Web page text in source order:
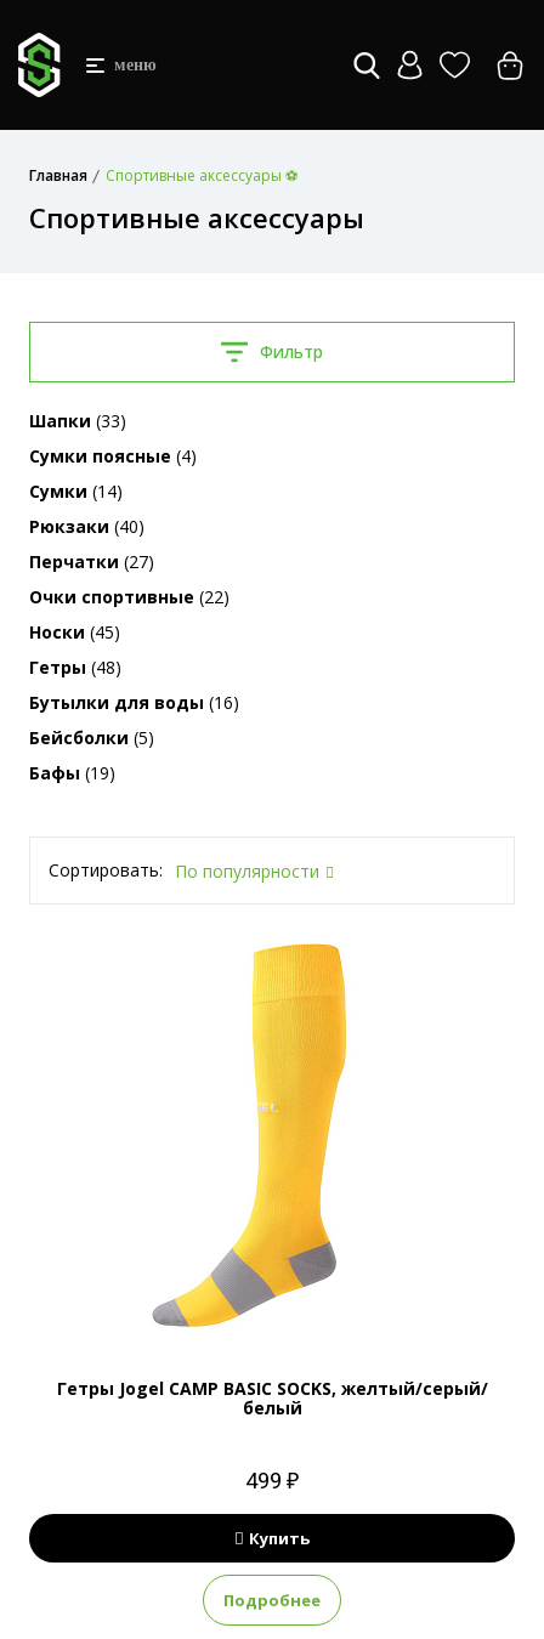
меню
Главная Спортивные аксессуары ⚽
Спортивные аксессуары
Фильтр
Шапки (33)
Сумки поясные (4)
Сумки (14)
Рюкзаки (40)
Перчатки (27)
Очки спортивные (22)
Носки (45)
Гетры (48)
Бутылки для воды (16)
Бейсболки (5)
Бафы (19)
Сортировать: По популярности
Гетры Jogel CAMP BASIC SOCKS, желтый/серый/
белый
499 ₽
Купить
Подробнее